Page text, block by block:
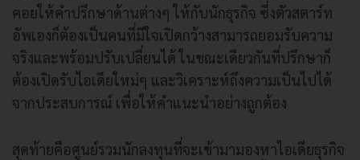
คอยให้คำปรึกษาด้านต่างๆ ให้กับนักธุรกิจ ซึ่งตัวสตาร์ท
อัพเองก็ต้องเป็นคนที่มีใจเปิดกว้างสามารถยอมรับความ
จริงและพร้อมปรับเปลี่ยนได้ ในขณะเดียวกันที่ปรึกษาก็
ต้องเปิดรับไอเดียใหม่ๆ และวิเคราะห์ถึงความเป็นไปได้
จากประสบการณ์ เพื่อให้คำแนะนำอย่างถูกต้อง
สุดท้ายคือศูนย์รวมนักลงทุนที่จะเข้ามามองหาไอเดียธุรกิจ